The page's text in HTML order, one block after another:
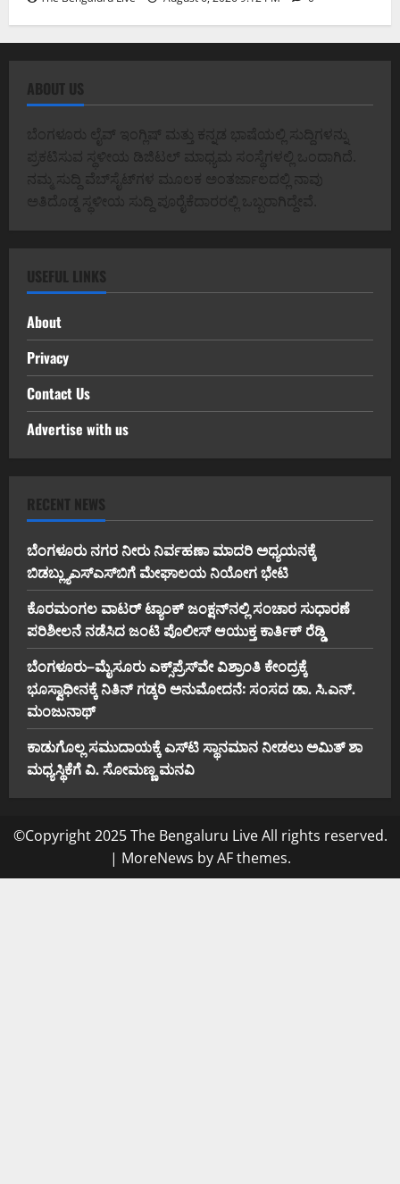
ABOUT US
ಬೆಂಗಳೂರು ಲೈವ್ ಇಂಗ್ಲಿಷ್ ಮತ್ತು ಕನ್ನಡ ಭಾಷೆಯಲ್ಲಿ ಸುದ್ದಿಗಳನ್ನು
ಪ್ರಕಟಿಸುವ ಸ್ಥಳೀಯ ಡಿಜಿಟಲ್ ಮಾಧ್ಯಮ ಸಂಸ್ಥೆಗಳಲ್ಲಿ ಒಂದಾಗಿದೆ.
ನಮ್ಮ ಸುದ್ದಿ ವೆಬ್‌ಸೈಟ್‌ಗಳ ಮೂಲಕ ಅಂತರ್ಜಾಲದಲ್ಲಿ ನಾವು
ಅತಿದೊಡ್ಡ ಸ್ಥಳೀಯ ಸುದ್ದಿ ಪೂರೈಕೆದಾರರಲ್ಲಿ ಒಬ್ಬರಾಗಿದ್ದೇವೆ.
USEFUL LINKS
About
Privacy
Contact Us
Advertise with us
RECENT NEWS
ಬೆಂಗಳೂರು ನಗರ ನೀರು ನಿರ್ವಹಣಾ ಮಾದರಿ ಅಧ್ಯಯನಕ್ಕೆ
ಬಿ‌ಡಬ್ಲ್ಯು‌ಎಸ್‌ಎಸ್‌ಬಿಗೆ ಮೇಘಾಲಯ ನಿಯೋಗ ಭೇಟಿ
ಕೊರಮಂಗಲ ವಾಟರ್ ಟ್ಯಾಂಕ್ ಜಂಕ್ಷನ್‌ನಲ್ಲಿ ಸಂಚಾರ ಸುಧಾರಣೆ
ಪರಿಶೀಲನೆ ನಡೆಸಿದ ಜಂಟಿ ಪೊಲೀಸ್ ಆಯುಕ್ತ ಕಾರ್ತಿಕ್ ರೆಡ್ಡಿ
ಬೆಂಗಳೂರು–ಮೈಸೂರು ಎಕ್ಸ್‌ಪ್ರೆಸ್‌ವೇ ವಿಶ್ರಾಂತಿ ಕೇಂದ್ರಕ್ಕೆ
ಭೂಸ್ವಾಧೀನಕ್ಕೆ ನಿತಿನ್ ಗಡ್ಕರಿ ಅನುಮೋದನೆ: ಸಂಸದ ಡಾ. ಸಿ.ಎನ್.
ಮಂಜುನಾಥ್
ಕಾಡುಗೊಲ್ಲ ಸಮುದಾಯಕ್ಕೆ ಎಸ್‌ಟಿ ಸ್ಥಾನಮಾನ ನೀಡಲು ಅಮಿತ್ ಶಾ
ಮಧ್ಯಸ್ಥಿಕೆಗೆ ವಿ. ಸೋಮಣ್ಣ ಮನವಿ
©Copyright 2025 The Bengaluru Live All rights reserved.
| MoreNews by AF themes.